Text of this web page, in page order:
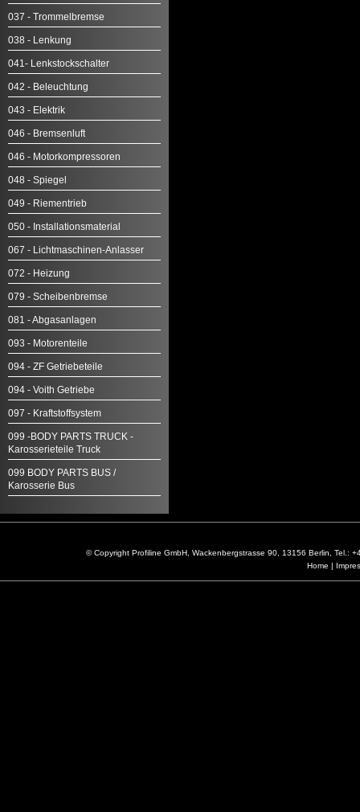
037 - Trommelbremse
038 - Lenkung
041- Lenkstockschalter
042 - Beleuchtung
043 - Elektrik
046 - Bremsenluft
046 - Motorkompressoren
048 - Spiegel
049 - Riementrieb
050 - Installationsmaterial
067 - Lichtmaschinen-Anlasser
072 - Heizung
079 - Scheibenbremse
081 - Abgasanlagen
093 - Motorenteile
094 - ZF Getriebeteile
094 - Voith Getriebe
097 - Kraftstoffsystem
099 -BODY PARTS TRUCK -
Karosserieteile Truck
099 BODY PARTS BUS /
Karosserie Bus
© Copyright Profiline GmbH, Wackenbergstrasse 90, 13156 Berlin,
Home |